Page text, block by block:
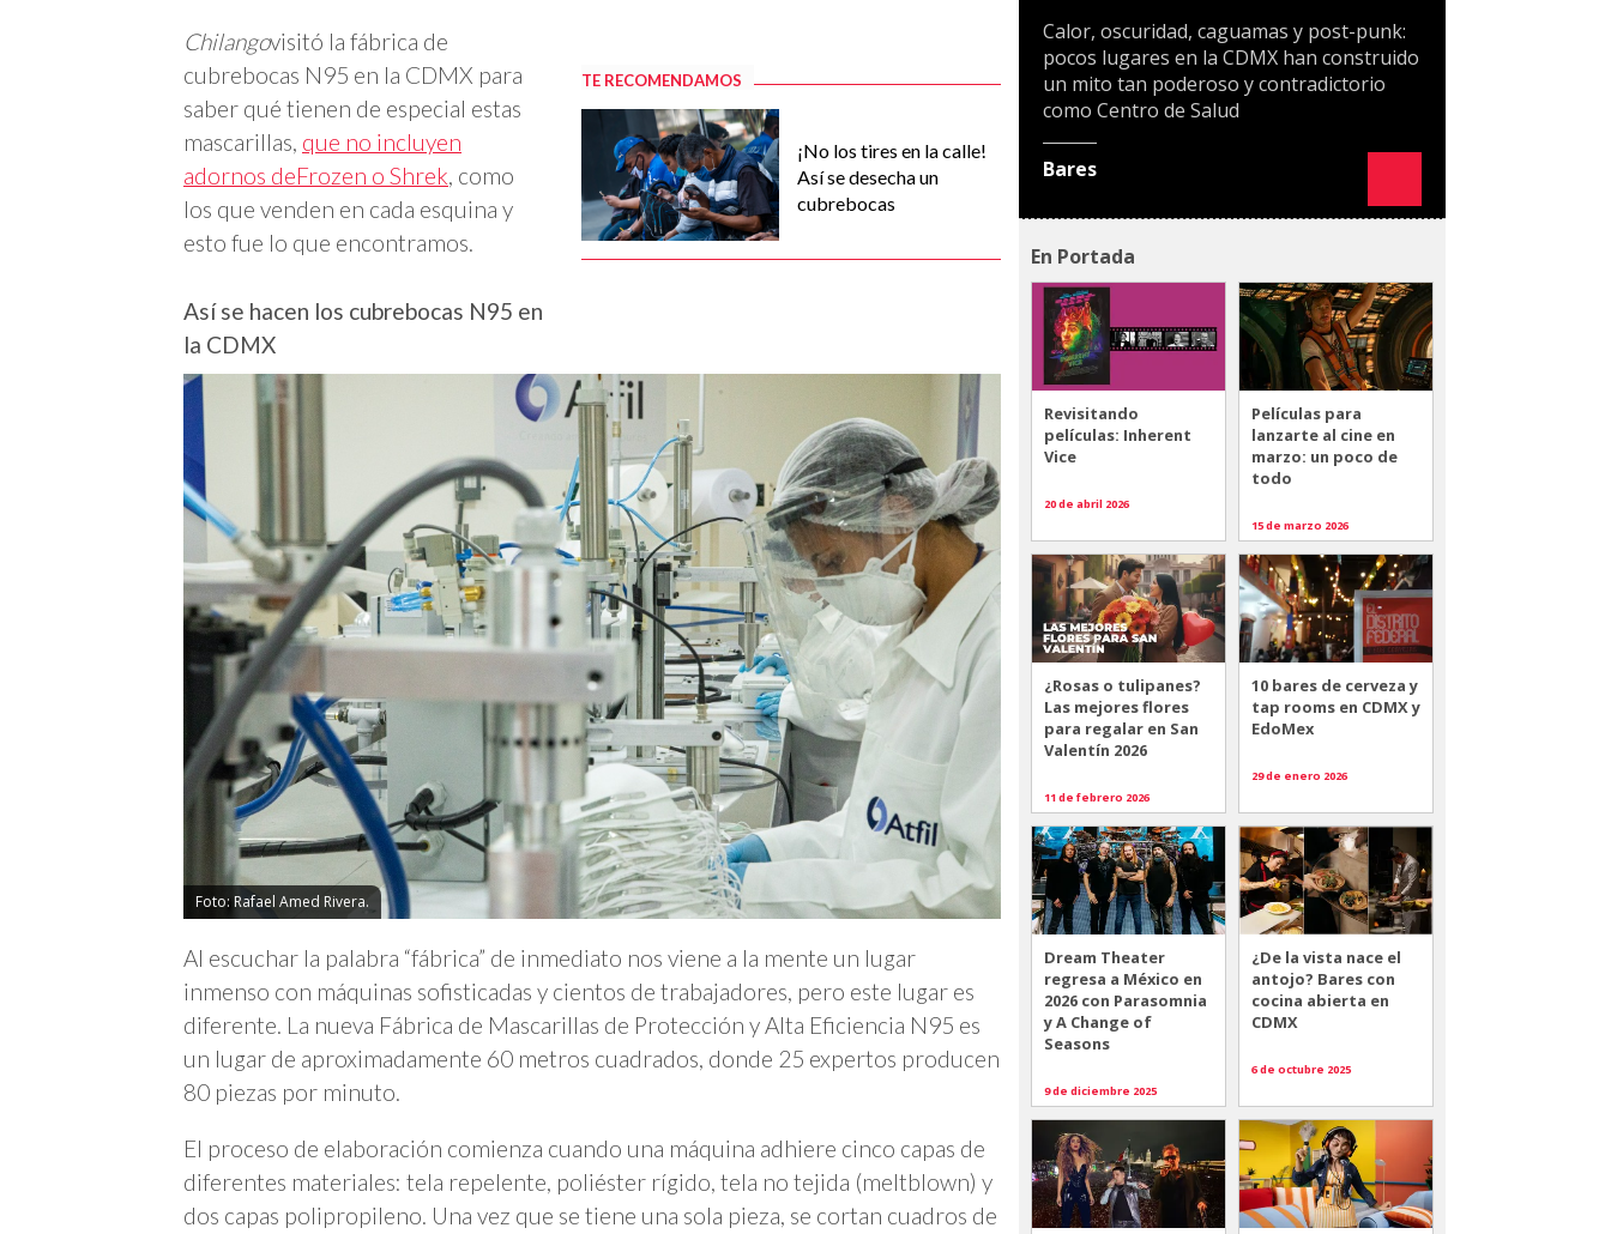
TE RECOMENDAMOS
¡No los tires en la calle!
Así se desecha un
cubrebocas
Chilangovisitó la fábrica de
cubrebocas N95 en la CDMX para
saber qué tienen de especial estas
mascarillas, que no incluyen
adornos deFrozen o Shrek , como
los que venden en cada esquina y
esto fue lo que encontramos.
Así se hacen los cubrebocas N95 en
la CDMX
Foto: Rafael Amed Rivera.
Al escuchar la palabra “fábrica” de inmediato nos viene a la mente un lugar
inmenso con máquinas sofisticadas y cientos de trabajadores, pero este lugar es
diferente. La nueva Fábrica de Mascarillas de Protección y Alta Eficiencia N95 es
un lugar de aproximadamente 60 metros cuadrados, donde 25 expertos producen
80 piezas por minuto.
El proceso de elaboración comienza cuando una máquina adhiere cinco capas de
diferentes materiales: tela repelente, poliéster rígido, tela no tejida (meltblown) y
dos capas polipropileno. Una vez que se tiene una sola pieza, se cortan cuadros de
Calor, oscuridad, caguamas y post-punk:
pocos lugares en la CDMX han construido
un mito tan poderoso y contradictorio
como Centro de Salud
Bares
En Portada
Revisitando
películas: Inherent
Vice
20 de abril 2026
Películas para
lanzarte al cine en
marzo: un poco de
todo
15 de marzo 2026
¿Rosas o tulipanes?
Las mejores flores
para regalar en San
Valentín 2026
11 de febrero 2026
10 bares de cerveza y
tap rooms en CDMX y
EdoMex
29 de enero 2026
Dream Theater
regresa a México en
2026 con Parasomnia
y A Change of
Seasons
9 de diciembre 2025
¿De la vista nace el
antojo? Bares con
cocina abierta en
CDMX
6 de octubre 2025